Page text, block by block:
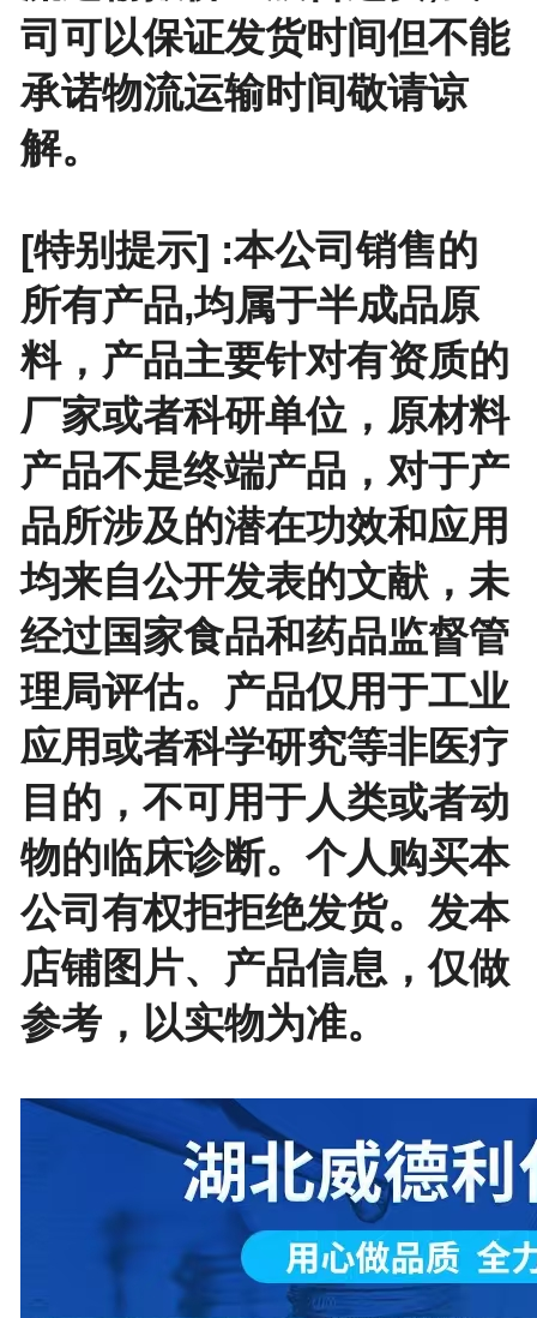
司可以保证发货时间但不能
承诺物流运输时间敬请谅
解。
[特别提示] :本公司销售的
所有产品,均属于半成品原
料，产品主要针对有资质的
厂家或者科研单位，原材料
产品不是终端产品，对于产
品所涉及的潜在功效和应用
均来自公开发表的文献，未
经过国家食品和药品监督管
理局评估。产品仅用于工业
应用或者科学研究等非医疗
目的，不可用于人类或者动
物的临床诊断。个人购买本
公司有权拒拒绝发货。发本
店铺图片、产品信息，仅做
参考，以实物为准。